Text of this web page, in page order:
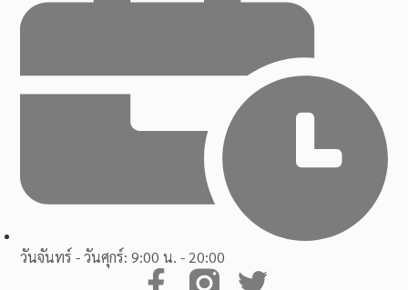
วันจันทร์ - วันศุกร์: 9:00 น. - 20:00